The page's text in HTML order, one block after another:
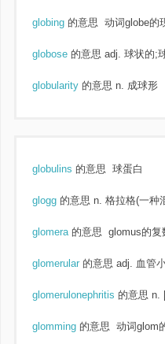
globing 的意思 动词globe的
globose 的意思 adj. 球状的;
globularity 的意思 n. 成球形
globulins 的意思 球蛋白
glogg 的意思 n. 格拉格(一种
glomera 的意思 glomus的复
glomerular 的意思 adj. 血管
glomerulonephritis 的意思 n.
glomming 的意思 动词glom